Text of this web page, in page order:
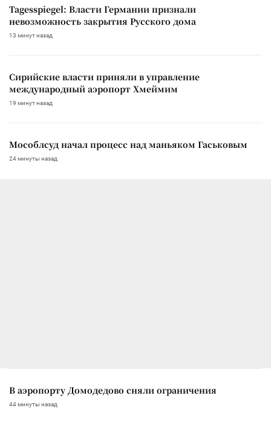
Tagesspiegel: Власти Германии признали
невозможность закрытия Русского дома
13 минут назад
Сирийские власти приняли в управление
международный аэропорт Хмеймим
19 минут назад
Мособлсуд начал процесс над маньяком Гаськовым
24 минуты назад
В аэропорту Домодедово сняли ограничения
44 минуты назад